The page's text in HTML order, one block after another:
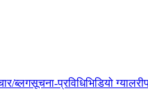
ब्लगसूचना-प्रविधिभिडियो ग्यालरी